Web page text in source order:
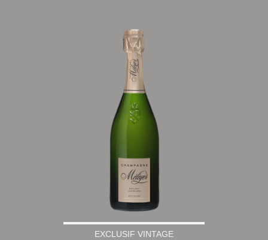
EXCLUSIF VINTAGE